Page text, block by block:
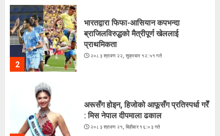
2
भारतद्वारा फिफा-आसियान कपभन्दा
ब्राजिलविरुद्धको मैत्रीपूर्ण खेललाई
प्राथमिकता
२०८३ श्रावण २२, शुक्रबार १२:५१ गते
अरूसँग होइन, हिजोको आफूसँग प्रतिस्पर्धा गरेँ
: मिस नेपाल दीपमाला ढकाल
२०८३ श्रावण २१, बिहीबार १६:०३ गते